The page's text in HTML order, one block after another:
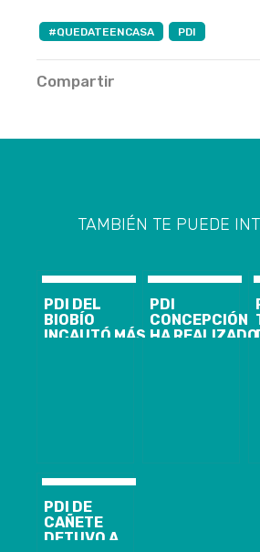
#QUEDATEENCASA PDI
Compartir
TAMBIÉN TE PUEDE
PDI DEL
BIOBÍO
INCAUTÓ MÁS
PDI
CONCEPCIÓN
HA REALIZADO
PDI DE
CAÑETE
DETUVO A